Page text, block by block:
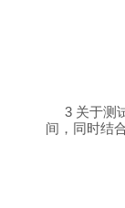
3 关于测
间，同时结